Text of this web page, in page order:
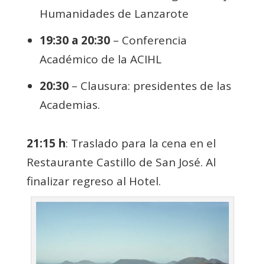
Humanidades de Lanzarote
19:30 a 20:30– Conferencia
Académico de la ACIHL
20:30– Clausura: presidentes de las
Academias.
21:15 h: Traslado para la cena en el
Restaurante Castillo de San José. Al
finalizar regreso al Hotel.